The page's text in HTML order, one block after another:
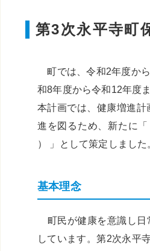
基本構想・計画
第3次永平寺町
町では、令和2年度か
和8年度から令和12年度
本計画では、健康増進
進を図るため、新たに
） 」として策定しました
基本理念
町民が健康を意識し日
しています。第2次永平